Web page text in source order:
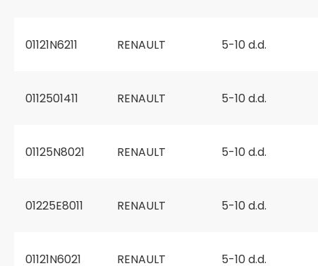
01121N6211 RENAULT 5-10 d.d.
0112501411 RENAULT 5-10 d.d.
01125N8021 RENAULT 5-10 d.d.
01225E8011 RENAULT 5-10 d.d.
01121N6021 RENAULT 5-10 d.d.